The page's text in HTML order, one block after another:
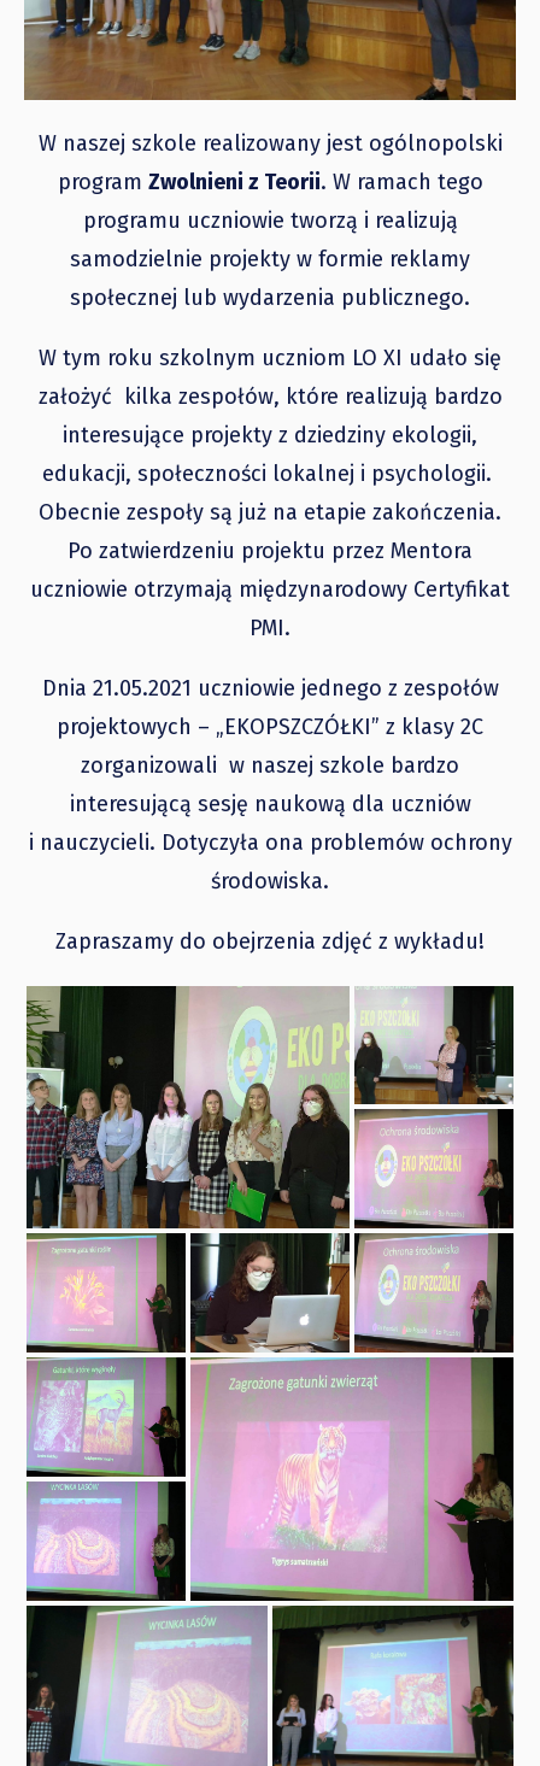
W naszej szkole realizowany jest ogólnopolski
program Zwolnieni z Teorii. W ramach tego
programu uczniowie tworzą i realizują
samodzielnie projekty w formie reklamy
społecznej lub wydarzenia publicznego.
W tym roku szkolnym uczniom LO XI udało się
założyć kilka zespołów, które realizują bardzo
interesujące projekty z dziedziny ekologii,
edukacji, społeczności lokalnej i psychologii.
Obecnie zespoły są już na etapie zakończenia.
Po zatwierdzeniu projektu przez Mentora
uczniowie otrzymają międzynarodowy Certyfikat
PMI.
Dnia 21.05.2021 uczniowie jednego z zespołów
projektowych – „EKOPSZCZÓŁKI” z klasy 2C
zorganizowali w naszej szkole bardzo
interesującą sesję naukową dla uczniów
i nauczycieli. Dotyczyła ona problemów ochrony
środowiska.
Zapraszamy do obejrzenia zdjęć z wykładu!